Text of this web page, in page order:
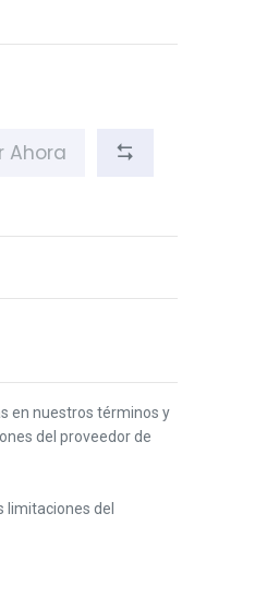
Ahora
en nuestros términos y
del proveedor de
limitaciones del